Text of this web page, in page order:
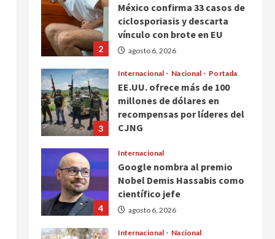
2
México confirma 33 casos de
ciclosporiasis y descarta
vínculo con brote en EU
agosto 6, 2026
3
Internacional Nacional Portada
EE.UU. ofrece más de 100
millones de dólares en
recompensas por líderes del
CJNG
4
Internacional
Google nombra al premio
Nobel Demis Hassabis como
científico jefe
agosto 6, 2026
Internacional Nacional